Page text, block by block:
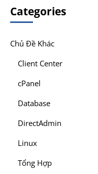
Categories
Chủ Đề Khác
Client Center
cPanel
Database
DirectAdmin
Linux
Tổng Hợp